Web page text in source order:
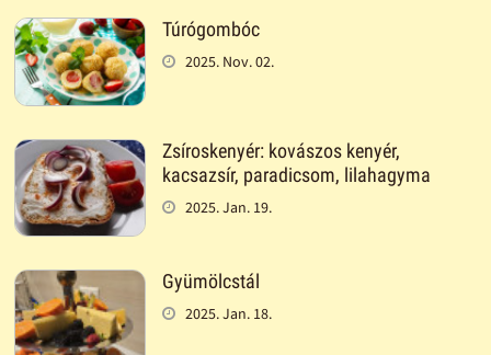
Túrógombóc
2025. Nov. 02.
Zsíroskenyér: kovászos kenyér,
kacsazsír, paradicsom, lilahagyma
2025. Jan. 19.
Gyümölcstál
2025. Jan. 18.